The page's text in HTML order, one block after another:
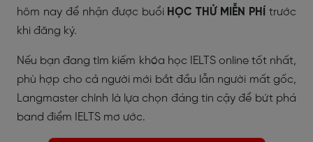
hôm nay để nhận được buổi HỌC THỬ MIỄN PHÍ
trước
khi đăng ký.
Nếu bạn đang tìm kiếm khóa học IELTS online tốt nhất,
phù hợp cho cả người mới bắt đầu lẫn người mất gốc,
Langmaster chính là lựa chọn đáng tin cậy để bứt phá
band điểm IELTS mơ ước.